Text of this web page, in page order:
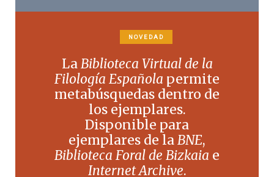
NOVEDAD
LaBiblioteca Virtual de la
Filología Española permite
metabúsquedas dentro de
los ejemplares.
Disponible para
ejemplares de laBNE,
Biblioteca Foral de Bizkaia e
Internet Archive.